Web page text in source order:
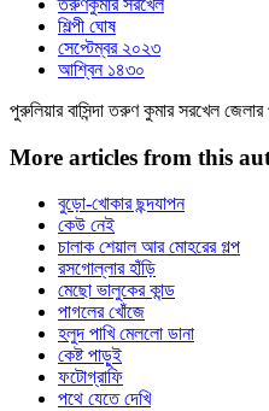
শিল্পী ঘোষ
সেপ্টেম্বর ২০২৩
আশ্বিন ১৪৩০
পুরুলিয়ার বাসিন্দা তরুণ কুমার সরখেল
More articles from this
বুড়ো-খোকার ছন্দযাপন
কেউ নেই
চালাক শেয়াল আর মোহরের গল্প
রসগোল্লার হাঁড়ি
মেছো ভালুকের কান্ড
পাগলের খোঁজে
হলুদ পাখি মেললো ডানা
কেষ্ট পাড়ুই
ফটোগ্রাফি
পথে যেতে দেখি